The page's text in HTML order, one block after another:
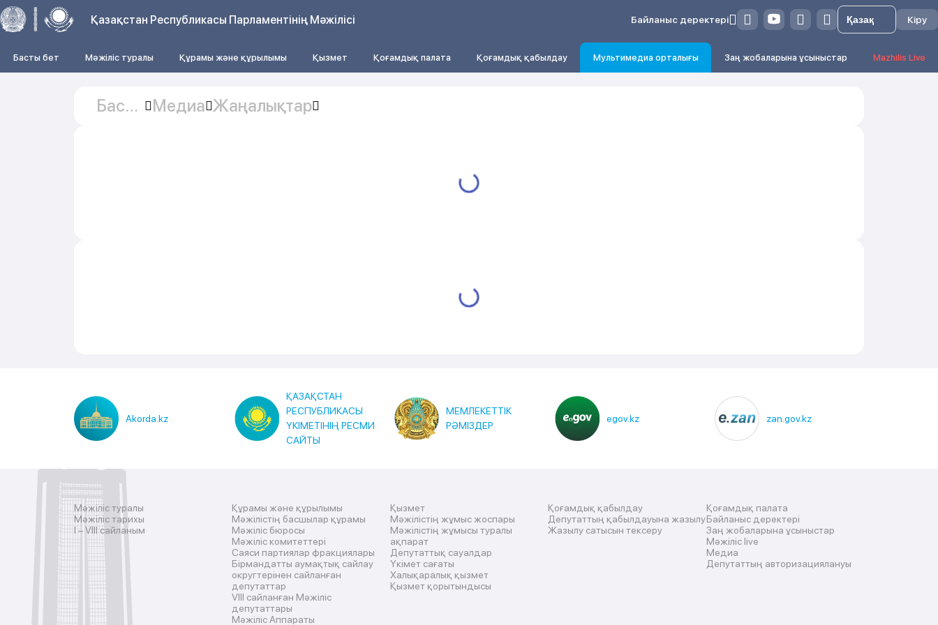
Қазақстан Республикасы Парламентінің Мәжілісі Байланыс деректері Кіру
Басты бет Мәжіліс туралы Құрамы және құрылымы Қызмет Қоғамдық палата Қоғамдық қабылдау Мультимедиа орталығы Заң жобаларына ұсыныстар Mazhilis Live
Басты
Медиа Жаңалықтар
Akorda.kz
ҚАЗАҚСТАН
РЕСПУБЛИКАСЫ
ҮКІМЕТІНІҢ РЕСМИ
САЙТЫ
МЕМЛЕКЕТТІК
РӘМІЗДЕР
egov.kz zan.gov.kz
Мәжіліс туралы
Мәжіліс тарихы
I – VIII сайланым
Құрамы және құрылымы
Мәжілістің басшылар құрамы
Мәжіліс бюросы
Мәжіліс комитеттері
Саяси партиялар фракциялары
Бірмандатты аумақтық сайлау
округтерінен сайланған
депутаттар
VIII сайланған Мәжіліс
депутаттары
Мәжіліс Аппараты
Қызмет
Мәжілістің жұмыс жоспары
Мәжілістің жұмысы туралы
ақпарат
Депутаттық сауалдар
Үкімет сағаты
Халықаралық қызмет
Қызмет қорытындысы
Қоғамдық қабылдау
Депутаттың қабылдауына жазылу
Жазылу сатысын тексеру
Қоғамдық палата
Байланыс деректері
Заң жобаларына ұсыныстар
Мәжіліс live
Медиа
Депутаттың авторизациялануы